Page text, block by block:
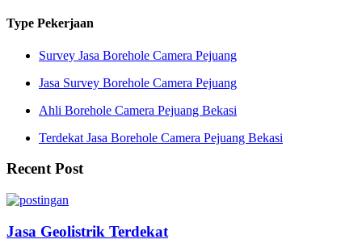
Type Pekerjaan
Survey Jasa Borehole Camera Pejuang
Jasa Survey Borehole Camera Pejuang
Ahli Borehole Camera Pejuang Bekasi
Terdekat Jasa Borehole Camera Pejuang Bekasi
Recent Post
Jasa Geolistrik Terdekat